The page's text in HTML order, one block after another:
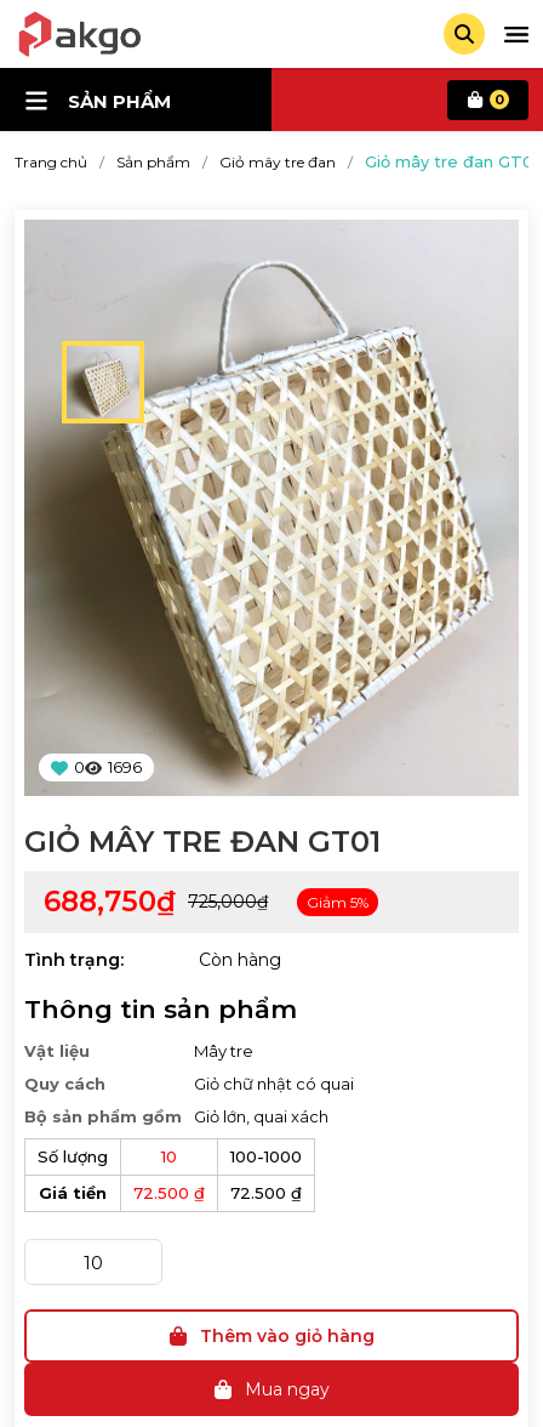
SẢN PHẨM 0
Trang chủ Sản phẩm Giỏ mây tre đan Giỏ mây tre đan GT01
0 1696
GIỎ MÂY TRE ĐAN GT01
688,750₫ 725,000₫ Giảm 5%
Tình trạng: Còn hàng
Thông tin sản phẩm
Vật liệu
Mây tre
Quy cách
Giỏ chữ nhật có quai
Bộ sản phẩm gồm
Giỏ lớn, quai xách
Số lượng 10
100-1000
Giá tiền
72.500 ₫ 72.500 ₫
Thêm vào giỏ hàng
Mua ngay